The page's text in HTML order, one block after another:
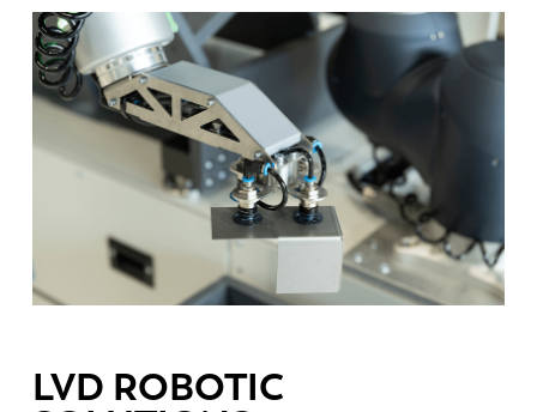
LVD ROBOTIC
EN NL
DE
ES
PL
SK